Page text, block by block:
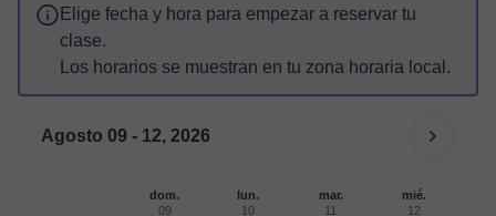
Elige fecha y hora para empezar a reservar tu
clase.
Los horarios se muestran en tu zona horaria local.
Agosto 09 - 12, 2026
dom.
09
lun.
10
mar.
11
mié.
12